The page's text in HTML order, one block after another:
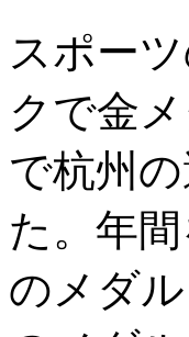
スポー
クで金
で杭州
た。年
のメダ